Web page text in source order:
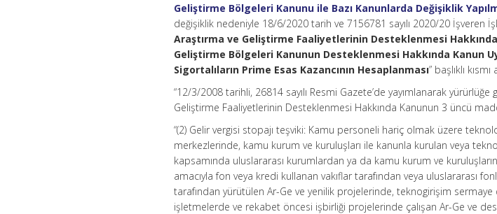
Geliştirme Bölgeleri Kanunu ile Bazı Kanunlarda Değişiklik
değişiklik nedeniyle 18/6/2020 tarih ve 7156781 sayılı 2020/20 İşveren
Araştırma ve Geliştirme Faaliyetlerinin Desteklenmesi
Geliştirme Bölgeleri Kanunun Desteklenmesi Hakkında Kanun
Sigortalıların Prime Esas Kazancının Hesaplanması” başlıklı
“12/3/2008 tarihli, 26814 sayılı Resmi Gazete’de yayımlanarak yürürlüğe
Geliştirme Faaliyetlerinin Desteklenmesi Hakkında Kanunun 3 üncü
“(2) Gelir vergisi stopajı teşviki: Kamu personeli hariç olmak üzere
merkezlerinde, kamu kurum ve kuruluşları ile kanunla kurulan veya
kapsamında uluslararası kurumlardan ya da kamu kurum ve
amacıyla fon veya kredi kullanan vakıflar tarafından veya uluslararası
tarafından yürütülen Ar-Ge ve yenilik projelerinde, teknogirişim
işletmelerde ve rekabet öncesi işbirliği projelerinde çalışan Ar-Ge ve